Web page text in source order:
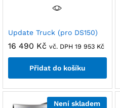
Update Truck (pro DS150)
16 490 Kč vč. DPH 19 953 Kč
Přidat do košíku
Není skladem